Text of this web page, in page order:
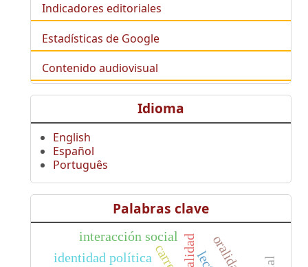
Indicadores editoriales
Estadísticas de Google
Contenido audiovisual
Idioma
English
Español
Português
Palabras clave
identidad política oralidad
interacción social